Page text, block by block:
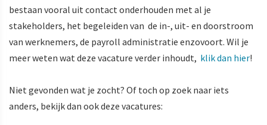
bestaan vooral uit contact onderhouden met al je
stakeholders, het begeleiden van de in-, uit- en doorstroom
van werknemers, de payroll administratie enzovoort. Wil je
meer weten wat deze vacature verder inhoudt, klik dan hier!
Niet gevonden wat je zocht? Of toch op zoek naar iets
anders, bekijk dan ook deze vacatures: